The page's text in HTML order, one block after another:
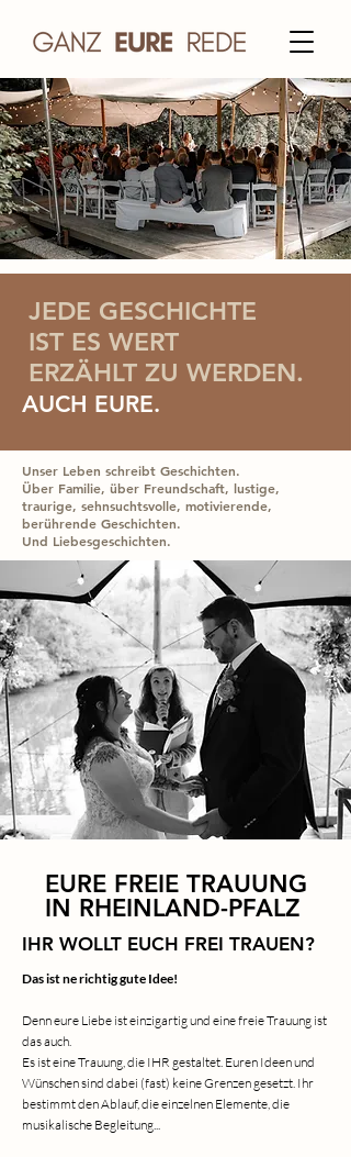
JEDE GESCHICHTE
IST ES WERT
ERZÄHLT ZU WERDEN.
AUCH EURE.
Unser Leben schreibt Geschichten.
Über Familie, über Freundschaft, lustige,
traurige, sehnsuchtsvolle, motivierende,
berührende Geschichten.
Und Liebesgeschichten.
EURE FREIE TRAUUNG
IN RHEINLAND-PFALZ
IHR WOLLT EUCH FREI TRAUEN?
Das ist ne richtig gute Idee!
Denn eure Liebe ist einzigartig und eine freie Trauung ist
das auch.
Es ist eine Trauung, die IHR gestaltet. Euren Ideen und
Wünschen sind dabei (fast) keine Grenzen gesetzt. Ihr
bestimmt den Ablauf, die einzelnen Elemente, die
musikalische Begleitung...